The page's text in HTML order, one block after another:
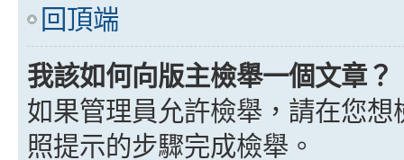
回頂端
我該如何向版主檢舉一個文章？
如果管理員允許檢舉，請在您
照提示的步驟完成檢舉。